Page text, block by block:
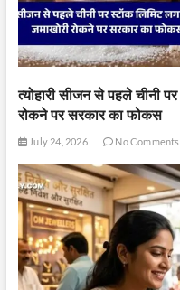
त्योहारी सीजन से पहले चीनी
रोकने पर सरकार का फोकस
July 24, 2026 No Comments